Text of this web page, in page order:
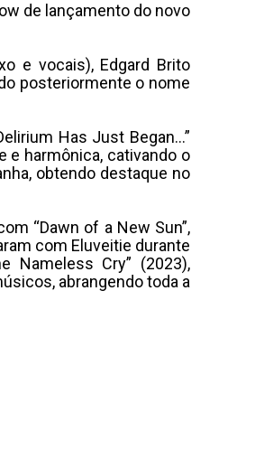
de lançamento do novo
e vocais), Edgard Brito
posteriormente o nome
Has Just Began…”
e harmônica, cativando o
obtendo destaque no
“Dawn of a New Sun”,
com Eluveitie durante
Nameless Cry” (2023),
abrangendo toda a